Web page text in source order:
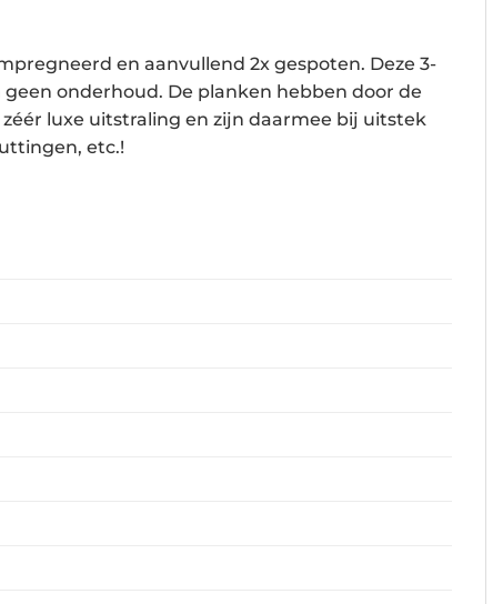
en aanvullend 2x gespoten. Deze 3-
onderhoud. De planken hebben door de
luxe uitstraling en zijn daarmee bij uitstek
etc.!